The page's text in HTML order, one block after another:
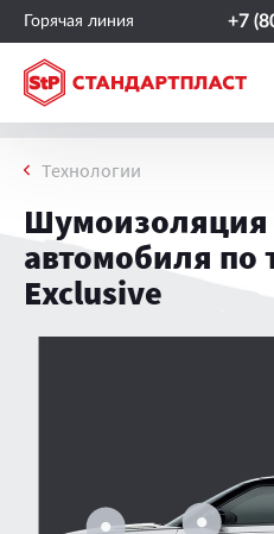
Горячая линия +7
Технологии
Шумоизоляция
автомобиля по
Exclusive